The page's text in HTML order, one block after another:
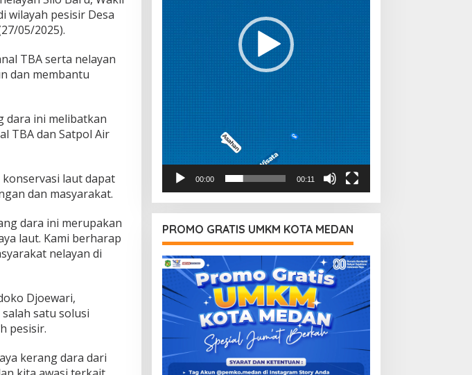
wilayah pesisir Desa
05/2025).
TBA serta nelayan
dan membantu
dara ini melibatkan
TBA dan Satpol Air
laut dapat
dan masyarakat.
dara ini merupakan
laut. Kami berharap
nelayan di
Djoewari,
satu solusi
pesisir.
kerang dara dari
00:00 00:11
PROMO GRATIS UMKM KOTA MEDAN